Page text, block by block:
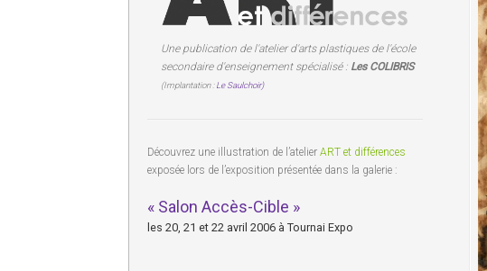
Une publication de l'atelier d'arts plastiques de l'école
secondaire d'enseignement spécialisé : Les COLIBRIS
(Implantation :Le Saulchoir)
Découvrez une illustration de l’atelier ART et différences
exposée lors de l’exposition présentée dans la galerie :
« Salon Accès-Cible »
les 20, 21 et 22 avril 2006 à Tournai Expo